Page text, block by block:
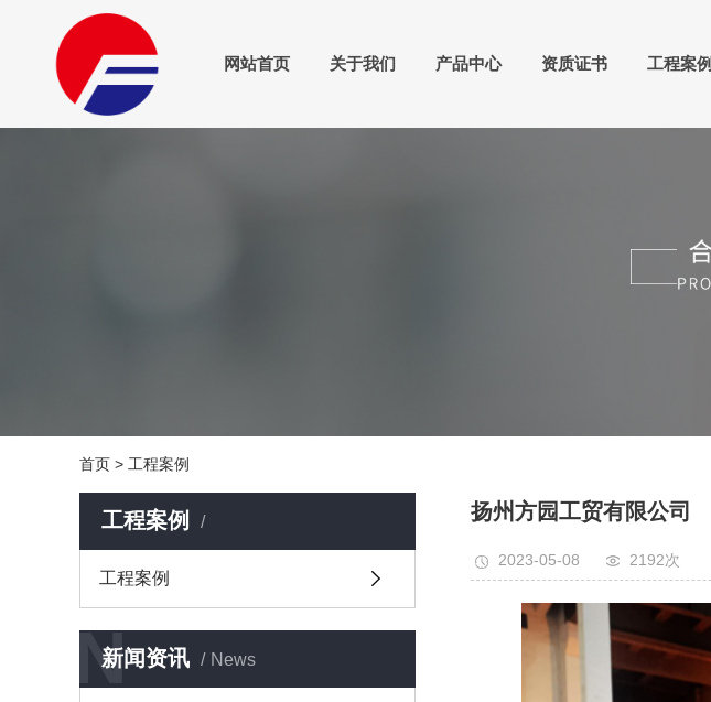
网站首页 关于我们 产品中心 资质证书 工程案例
首页 > 工程案例
工程案例
工程案例
新闻资讯 News
N
扬州方园工贸有限公司
2023-05-08 2192次